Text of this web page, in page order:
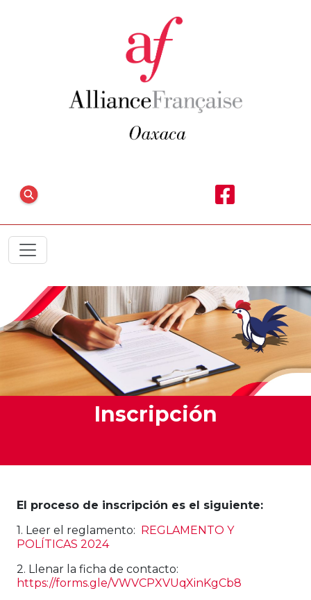
Inscripción
El proceso de inscripción es el siguiente:
1. Leer el reglamento: REGLAMENTO Y
POLÍTICAS 2024
2. Llenar la ficha de contacto:
https://forms.gle/VWVCPXVUqXinKgCb8